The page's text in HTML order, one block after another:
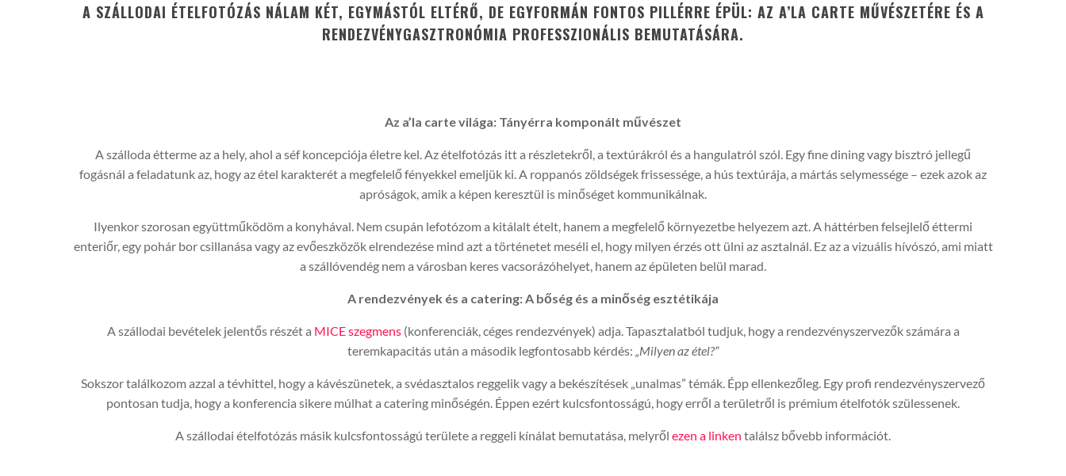
A SZÁLLODAI ÉTELFOTÓZÁS NÁLAM KÉT, EGYMÁSTÓL ELTÉRŐ, DE EGYFORMÁN FONTOS PILLÉRRE ÉPÜL: AZ A’LA CARTE MŰVÉSZETÉRE ÉS A
RENDEZVÉNYGASZTRONÓMIA PROFESSZIONÁLIS BEMUTATÁSÁRA.
Az a’la carte világa: Tányérra komponált művészet
A szálloda étterme az a hely, ahol a séf koncepciója életre kel. Az ételfotózás itt a részletekről, a textúrákról és a hangulatról szól. Egy fine dining vagy bisztró jellegű
fogásnál a feladatunk az, hogy az étel karakterét a megfelelő fényekkel emeljük ki. A roppanós zöldségek frissessége, a hús textúrája, a mártás selymessége – ezek azok az
apróságok, amik a képen keresztül is minőséget kommunikálnak.
Ilyenkor szorosan együttműködöm a konyhával. Nem csupán lefotózom a kitálalt ételt, hanem a megfelelő környezetbe helyezem azt. A háttérben felsejlelő éttermi
enteriőr, egy pohár bor csillanása vagy az evőeszközök elrendezése mind azt a történetet meséli el, hogy milyen érzés ott ülni az asztalnál. Ez az a vizuális hívószó, ami miatt
a szállóvendég nem a városban keres vacsorázóhelyet, hanem az épületen belül marad.
A rendezvények és a catering: A bőség és a minőség esztétikája
A szállodai bevételek jelentős részét a MICE szegmens(konferenciák, céges rendezvények) adja. Tapasztalatból tudjuk, hogy a rendezvényszervezők számára a
teremkapacitás után a második legfontosabb kérdés: „Milyen az étel?”
Sokszor találkozom azzal a tévhittel, hogy a kávészünetek, a svédasztalos reggelik vagy a bekészítések „unalmas” témák. Épp ellenkezőleg. Egy profi rendezvényszervező
pontosan tudja, hogy a konferencia sikere múlhat a catering minőségén. Éppen ezért kulcsfontosságú, hogy erről a területről is prémium ételfotók szülessenek.
A szállodai ételfotózás másik kulcsfontosságú területe a reggeli kínálat bemutatása, melyről ezen a linken találsz bővebb információt.